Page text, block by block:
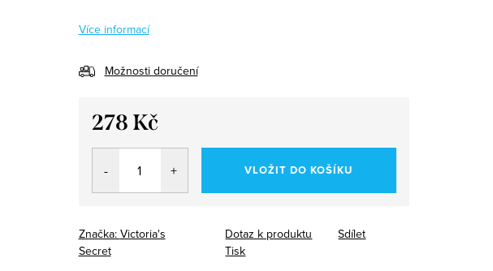
Více informací
Možnosti doručení
278 Kč
Měrná
VLOŽIT DO KOŠÍKU
Značka: Victoria's
Secret
Tisk
Dotaz k produktu Sdílet